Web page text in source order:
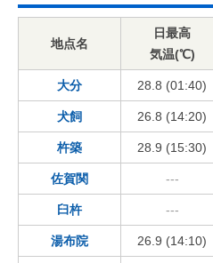
地点名
日最高
気温(℃)
大分 28.8 (01:40)
犬飼 26.8 (14:20)
杵築 28.9 (15:30)
佐賀関 ---
臼杵 ---
湯布院 26.9 (14:10)